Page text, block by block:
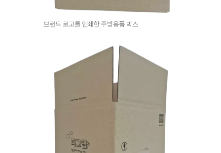
브랜드 로고를 인쇄한 주방용품 박스